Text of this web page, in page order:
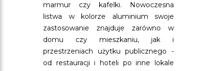
marmur czy kafelki. Nowoczesna
listwa w kolorze aluminium swoje
zastosowanie znajduje zarówno w
domu czy mieszkaniu, jak i
przestrzeniach użytku publicznego -
od restauracji i hoteli po inne lokale